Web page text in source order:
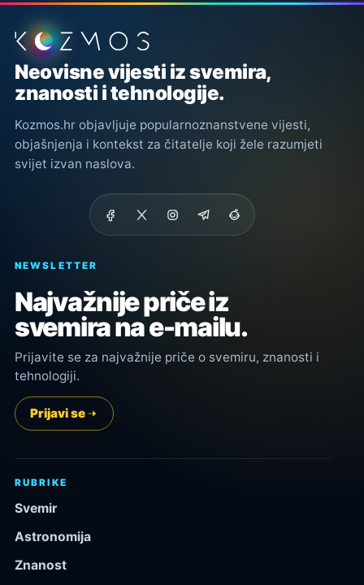
Podnožje stranice
Neovisne vijesti iz svemira,
znanosti i tehnologije.
Kozmos.hr objavljuje popularnoznanstvene vijesti,
objašnjenja i kontekst za čitatelje koji žele razumjeti
svijet izvan naslova.
NEWSLETTER
Najvažnije priče iz
svemira na e-mailu.
Prijavite se za najvažnije priče o svemiru, znanosti i
tehnologiji.
Prijavi se
RUBRIKE
Svemir
Astronomija
Znanost